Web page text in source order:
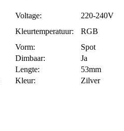
Voltage:
220-240V
Kleurtemperatuur:
RGB
Vorm:
Spot
Dimbaar:
Ja
Lengte:
53mm
Kleur:
Zilver